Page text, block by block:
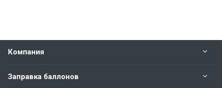
Компания
Заправка баллонов